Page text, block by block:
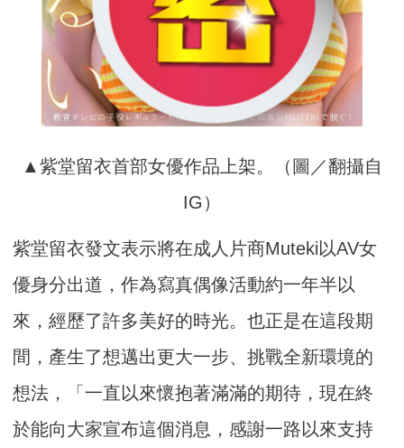
▲紫堂留衣首部女優作品上架。（圖／翻攝自
IG）
紫堂留衣發文表示將在成人片商Muteki以AV女
優身分出道，作為寫真偶像活動約一年半以
來，經歷了許多美好的時光。也正是在這段期
間，產生了想邁出更大一步、挑戰全新環境的
想法，「一直以來懷抱著滿滿的期待，現在終
於能向大家宣布這個消息，感謝一路以來支持